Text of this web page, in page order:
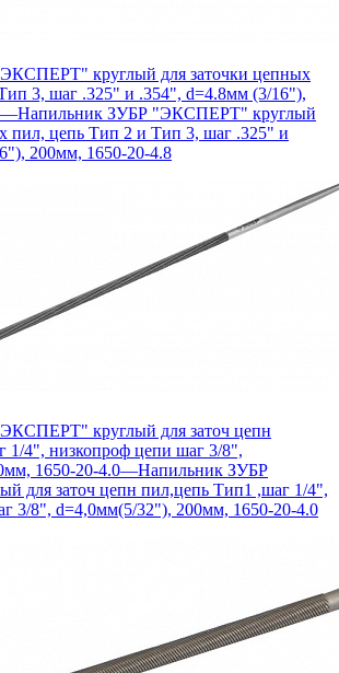
круглый для заточки цепных
3, шаг .325" и .354", d=4.8мм (3/16"),
—Напильник ЗУБР "ЭКСПЕРТ" круглый
пил, цепь Тип 2 и Тип 3, шаг .325" и
200мм, 1650-20-4.8
круглый для заточ цепн
1/4", низкопроф цепи шаг 3/8",
1650-20-4.0—Напильник ЗУБР
для заточ цепн пил,цепь Тип1 ,шаг 1/4",
3/8", d=4,0мм(5/32"), 200мм, 1650-20-4.0